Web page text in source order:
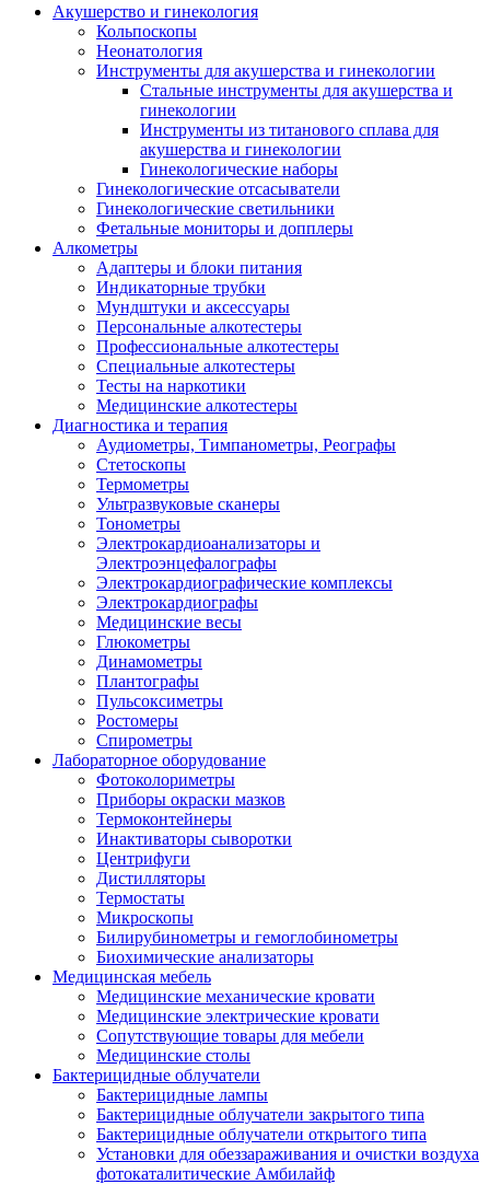
Акушерство и гинекология
Кольпоскопы
Неонатология
Инструменты для акушерства и гинекологии
Стальные инструменты для акушерства и
гинекологии
Инструменты из титанового сплава для
акушерства и гинекологии
Гинекологические наборы
Гинекологические отсасыватели
Гинекологические светильники
Фетальные мониторы и допплеры
Алкометры
Адаптеры и блоки питания
Индикаторные трубки
Мундштуки и аксессуары
Персональные алкотестеры
Профессиональные алкотестеры
Специальные алкотестеры
Тесты на наркотики
Медицинские алкотестеры
Диагностика и терапия
Аудиометры, Тимпанометры, Реографы
Стетоскопы
Термометры
Ультразвуковые сканеры
Тонометры
Электрокардиоанализаторы и
Электроэнцефалографы
Электрокардиографические комплексы
Электрокардиографы
Медицинские весы
Глюкометры
Динамометры
Плантографы
Пульсоксиметры
Ростомеры
Спирометры
Лабораторное оборудование
Фотоколориметры
Приборы окраски мазков
Термоконтейнеры
Инактиваторы сыворотки
Центрифуги
Дистилляторы
Термостаты
Микроскопы
Билирубинометры и гемоглобинометры
Биохимические анализаторы
Медицинская мебель
Медицинские механические кровати
Медицинские электрические кровати
Сопутствующие товары для мебели
Медицинские столы
Бактерицидные облучатели
Бактерицидные лампы
Бактерицидные облучатели закрытого типа
Бактерицидные облучатели открытого типа
Установки для обеззараживания и очистки воздуха
фотокаталитические Амбилайф